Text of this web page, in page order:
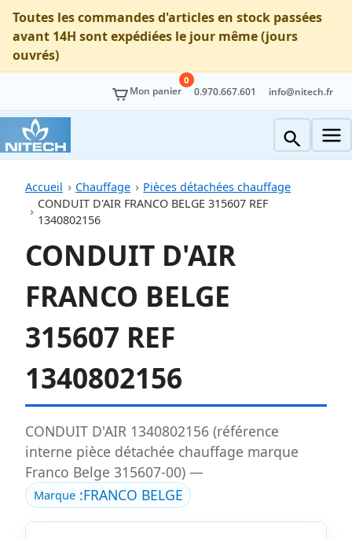
Toutes les commandes d'articles en stock passées
avant 14H sont expédiées le jour même (jours
ouvrés)
Mon panier
0
0.970.667.601 info@nitech.fr
Accueil Chauffage
Pièces détachées chauffage
CONDUIT D'AIR FRANCO BELGE 315607 REF
1340802156
CONDUIT D'AIR
FRANCO BELGE
315607 REF
1340802156
CONDUIT D'AIR 1340802156 (référence
interne pièce détachée chauffage marque
Franco Belge 315607-00) —
Marque:FRANCO BELGE